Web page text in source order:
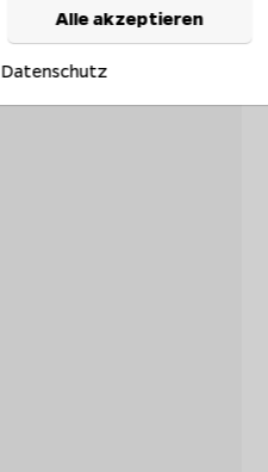
Alle akzeptieren
Datenschutz